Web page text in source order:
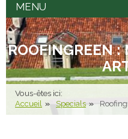
MENU
ROOFINGREEN :
Vous-êtes ici:
Accueil Specials